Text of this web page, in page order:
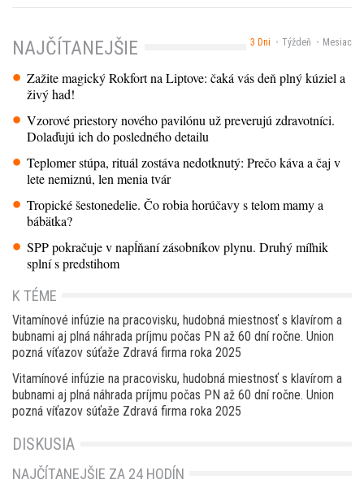
3 Dni Týždeň Mesiac
NAJČÍTANEJŠIE
Zažite magický Rokfort na Liptove: čaká vás deň plný kúziel a
živý had!
Vzorové priestory nového pavilónu už preverujú zdravotníci.
Dolaďujú ich do posledného detailu
Teplomer stúpa, rituál zostáva nedotknutý: Prečo káva a čaj v
lete nemiznú, len menia tvár
Tropické šestonedelie. Čo robia horúčavy s telom mamy a
bábätka?
SPP pokračuje v napĺňaní zásobníkov plynu. Druhý míľnik
splní s predstihom
K TÉME
Vitamínové infúzie na pracovisku, hudobná miestnosť s klavírom a
bubnami aj plná náhrada príjmu počas PN až 60 dní ročne. Union
pozná víťazov súťaže Zdravá firma roka 2025
Vitamínové infúzie na pracovisku, hudobná miestnosť s klavírom a
bubnami aj plná náhrada príjmu počas PN až 60 dní ročne. Union
pozná víťazov súťaže Zdravá firma roka 2025
DISKUSIA
NAJČÍTANEJŠIE ZA 24 HODÍN